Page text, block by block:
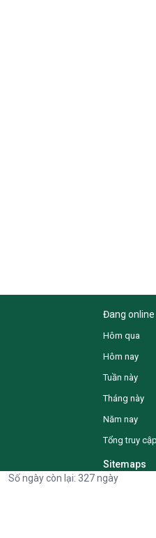
Đang online
Hôm qua
Hôm nay
Tuần này
Tháng này
Năm nay
Tổng truy cập
Sitemaps
Số ngày còn lại: 327 ngày